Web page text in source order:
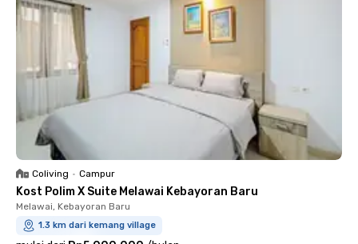
Coliving • Campur
Kost Polim X Suite Melawai Kebayoran Baru
Melawai, Kebayoran Baru
1.3 km dari kemang village